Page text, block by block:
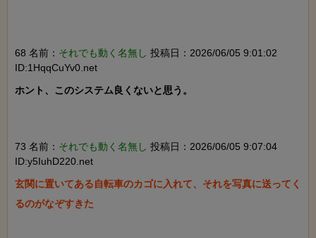
68 名前： それでも動く名無し 投稿日：2026/06/05 9:01:02
ID:1HqqCuYv0.net
ホント、このシステム良くないと思う。
73 名前： それでも動く名無し 投稿日：2026/06/05 9:07:04
ID:y5IuhD220.net
玄関に置いてある自転車のカゴに入れて、それを写真に送ってく
るのがなぞすきた